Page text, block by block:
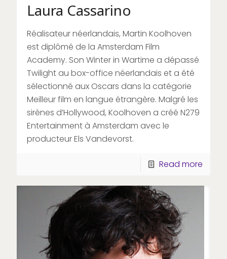
Laura Cassarino
Réalisateur néerlandais, Martin Koolhoven
est diplômé de la Amsterdam Film
Academy. Son Winter in Wartime a dépassé
Twilight au box-office néerlandais et a été
sélectionné aux Oscars dans la catégorie
Meilleur film en langue étrangère. Malgré les
sirènes d’Hollywood, Koolhoven a créé N279
Entertainment à Amsterdam avec le
producteur Els Vandevorst.
Read more